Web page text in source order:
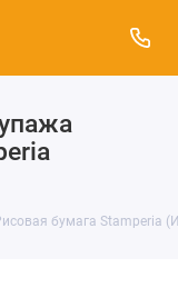
бумага Stamperia